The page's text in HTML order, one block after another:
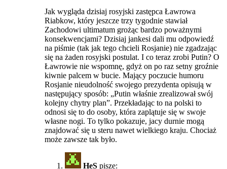
Jak wygląda dzisiaj rosyjski zastępca Ławrowa
Riabkow, który jeszcze trzy tygodnie stawiał
Zachodowi ultimatum grożąc bardzo poważnymi
konsekwencjami? Dzisiaj jankesi dali mu odpowiedź
na piśmie (tak jak tego chcieli Rosjanie) nie zgadzając
się na żaden rosyjski postulat. I co teraz zrobi Putin? O
Ławrowie nie wspomnę, gdyż on po raz setny groźnie
kiwnie palcem w bucie. Mający poczucie humoru
Rosjanie nieudolność swojego prezydenta opisują w
następujący sposób: „Putin właśnie zrealizował swój
kolejny chytry plan”. Przekładając to na polski to
odnosi się to do osoby, która zaplątuje się w swoje
własne nogi. To tylko pokazuje, jacy durnie mogą
znajdować się u steru nawet wielkiego kraju. Chociaż
może zawsze tak było.
HeS pisze: